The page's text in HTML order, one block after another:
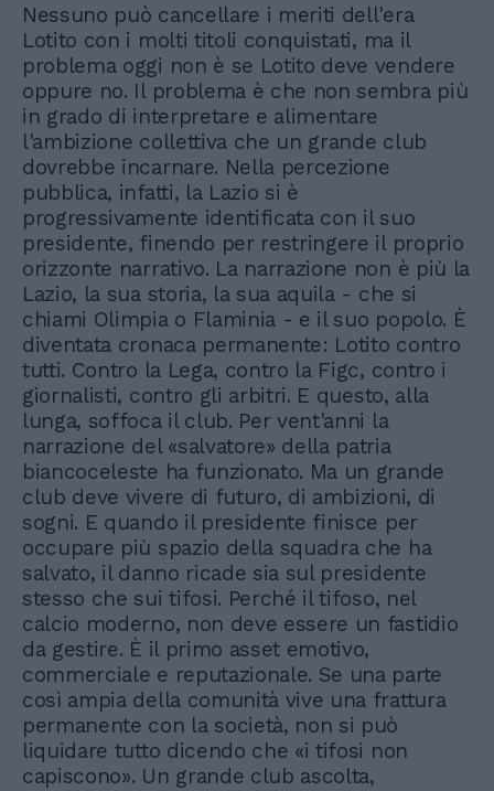
Nessuno può cancellare i meriti dell'era
Lotito con i molti titoli conquistati, ma il
problema oggi non è se Lotito deve vendere
oppure no. Il problema è che non sembra più
in grado di interpretare e alimentare
l'ambizione collettiva che un grande club
dovrebbe incarnare. Nella percezione
pubblica, infatti, la Lazio si è
progressivamente identificata con il suo
presidente, finendo per restringere il proprio
orizzonte narrativo. La narrazione non è più la
Lazio, la sua storia, la sua aquila - che si
chiami Olimpia o Flaminia - e il suo popolo. È
diventata cronaca permanente: Lotito contro
tutti. Contro la Lega, contro la Figc, contro i
giornalisti, contro gli arbitri. E questo, alla
lunga, soffoca il club. Per vent'anni la
narrazione del «salvatore» della patria
biancoceleste ha funzionato. Ma un grande
club deve vivere di futuro, di ambizioni, di
sogni. E quando il presidente finisce per
occupare più spazio della squadra che ha
salvato, il danno ricade sia sul presidente
stesso che sui tifosi. Perché il tifoso, nel
calcio moderno, non deve essere un fastidio
da gestire. È il primo asset emotivo,
commerciale e reputazionale. Se una parte
così ampia della comunità vive una frattura
permanente con la società, non si può
liquidare tutto dicendo che «i tifosi non
capiscono». Un grande club ascolta,